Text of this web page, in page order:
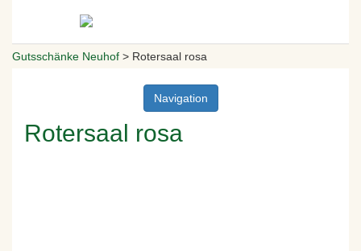
Gutsschänke Neuhof > Rotersaal rosa
Navigation
Rotersaal rosa